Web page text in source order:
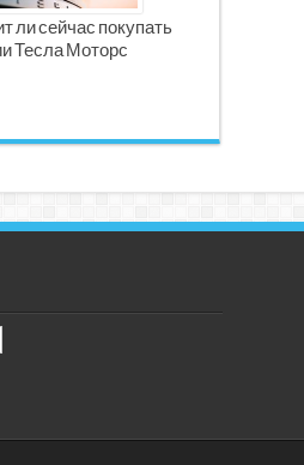
ли сейчас покупать
Тесла Моторс